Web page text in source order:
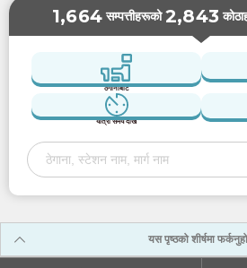
1,664 सम्पत्तीहरूको 2,843
ठेगानाबाट
यात्रा समय देखि
यस पृष्ठको शीर्षमा